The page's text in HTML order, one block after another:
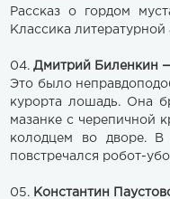
Рассказ о гордом
Классика
04.Дмитрий Биленкин
Это было
курорта лошадь. Она
мазанке с черепичной
колодцем во дворе. В
повстречался робот-
05. Константин